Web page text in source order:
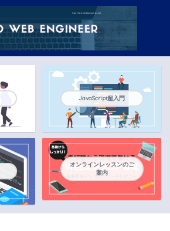
JavaScript超入門
オンラインレッスンのご
案内